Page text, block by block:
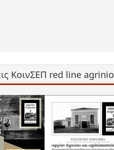
ΚοινΣΕΠ red line agrinio